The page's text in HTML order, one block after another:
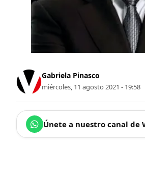
Gabriela Pinasco
miércoles, 11 agosto 2021 - 19:58
Únete a nuestro canal de